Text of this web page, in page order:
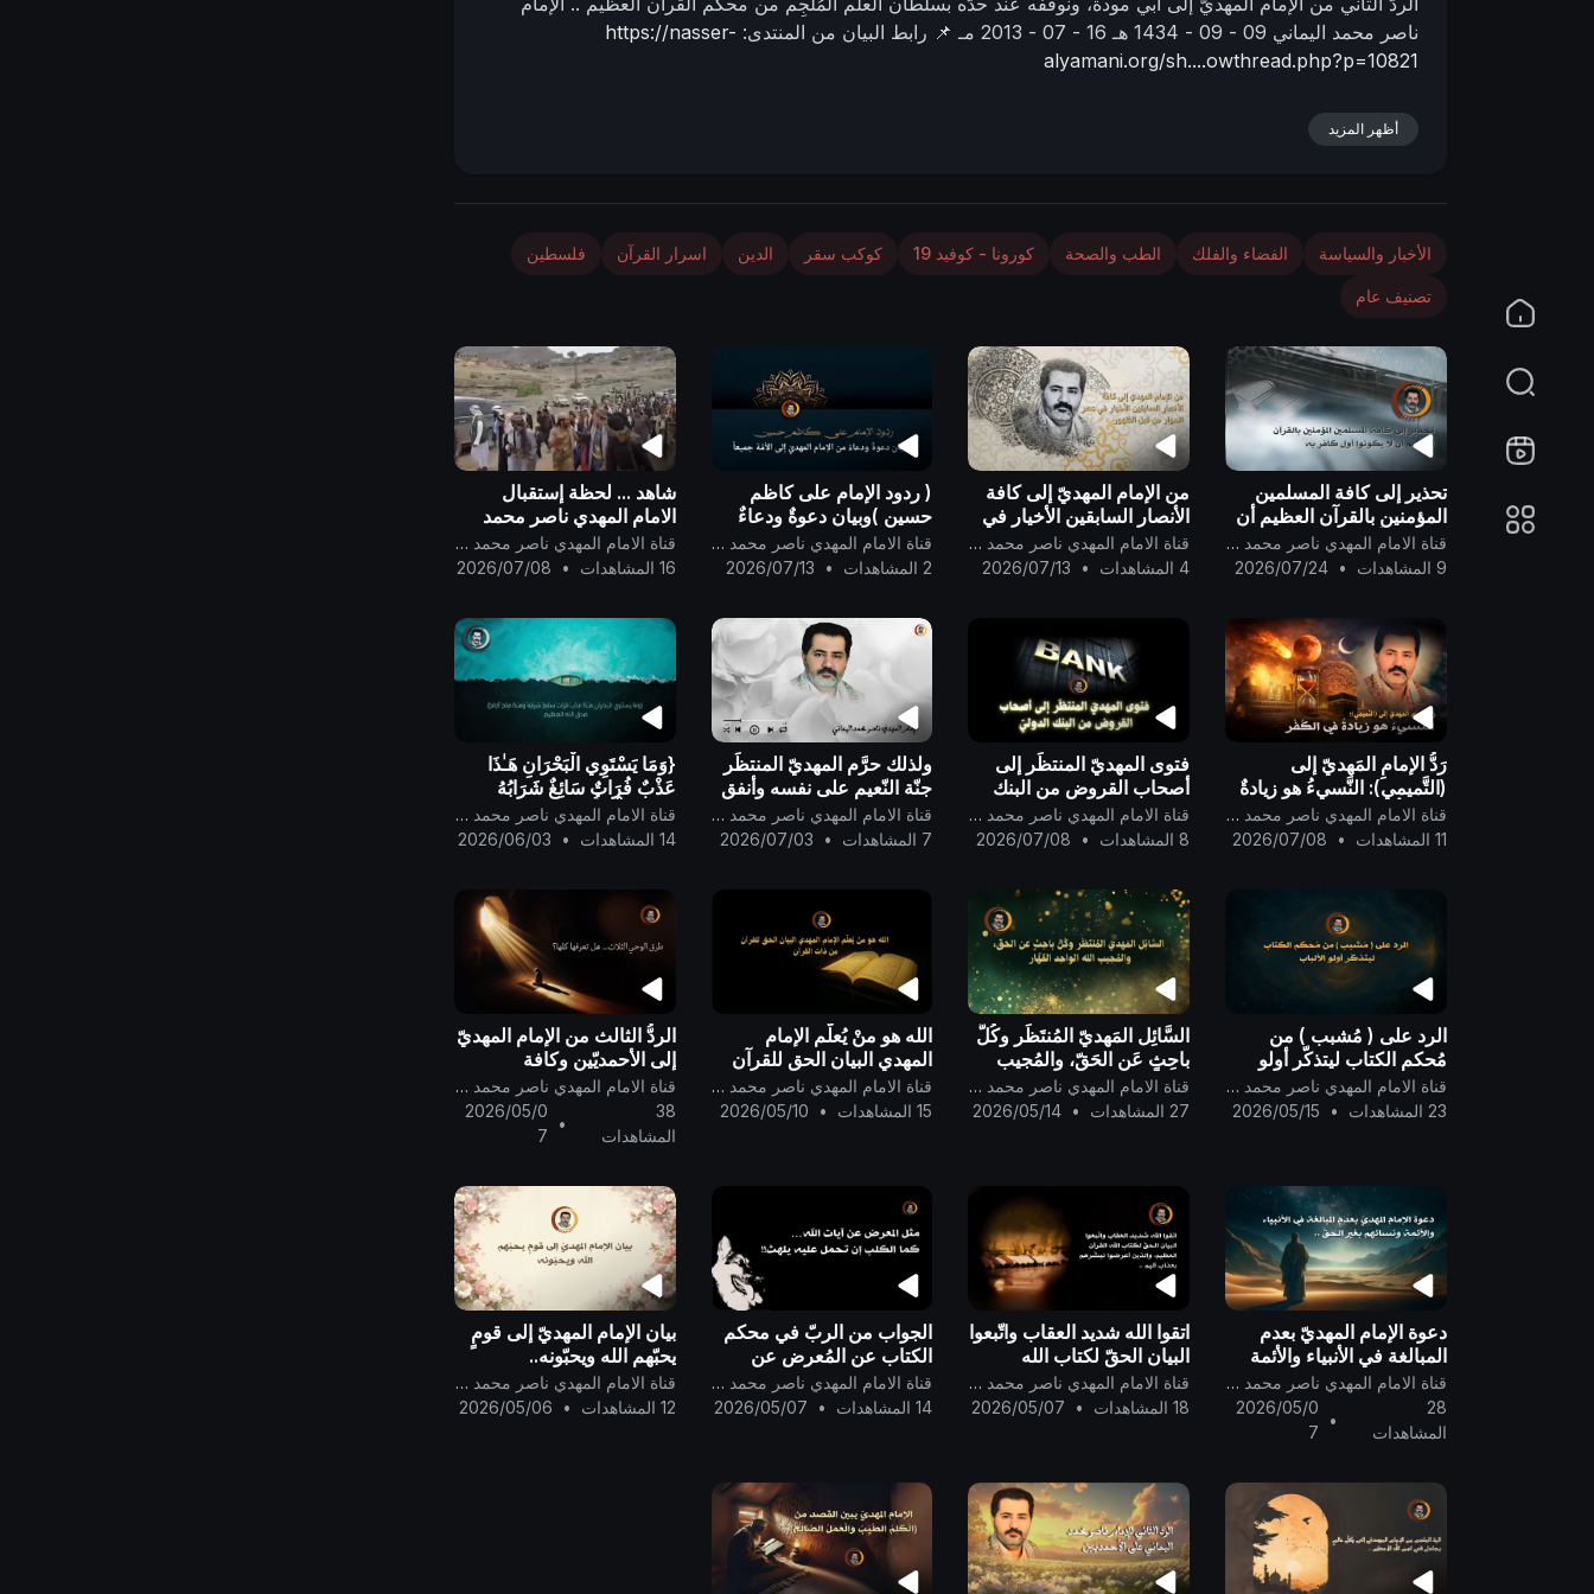
nناصر محمد اليماني 09 - 09 - 1434 هـ 16 - 07 - 2013 مـ 📌 رابط البيان من المنتدى: https://nasser-
alyamani.org/sh....owthread.php?p=10821
أظهر المزيد
الأخبار والسياسة الفضاء والفلك الطب والصحة كورونا - كوفيد 19 كوكب سقر الدين اسرار القرآن فلسطين
تصنيف عام
تحذير إلى كافة المسلمين
المؤمنين بالقرآن العظيم أن
لا يكونوا أول كافرٍ به ..
قناة الامام المهدي ناصر محمد اليماني
9 المشاهدات
•
2026/07/24
من الإمام المهديّ إلى كافة
الأنصار السابقين الأخيار في
عصر الحوار من قبل الظهور
..
قناة الامام المهدي ناصر محمد اليماني
4 المشاهدات
•
2026/07/13
( ردود الإمام على كاظم
حسين )وبيان دعوةٌ ودعاءٌ
من الإمام المهديّ إلى الأمَّة
جميعاً ..
قناة الامام المهدي ناصر محمد اليماني
2 المشاهدات
•
2026/07/13
شاهد ... لحظة إستقبال
الامام المهدي ناصر محمد
اليماني !
قناة الامام المهدي ناصر محمد اليماني
16 المشاهدات
•
2026/07/08
رَدُّ الإمامِ المَهديّ إلى
(التَّميمي): النَّسيءُ هو زيادةٌ
في الكُفْر ..
قناة الامام المهدي ناصر محمد اليماني
11 المشاهدات
•
2026/07/08
فتوى المهديّ المنتظَر إلى
أصحاب القروض من البنك
الدوليّ ..
قناة الامام المهدي ناصر محمد اليماني
8 المشاهدات
•
2026/07/08
ولذلك حرَّم المهديّ المنتظَر
جنّة النّعيم على نفسه وأنفق
درجته فيها لجدّه محمد
رسول الله..
قناة الامام المهدي ناصر محمد اليماني
7 المشاهدات
•
2026/07/03
{وَمَا يَسْتَوِي الْبَحْرَانِ هَـٰذَا
عَذْبٌ فُرَاتٌ سَائِغٌ شَرَابُهُ
وَهَـٰذَا مِلْحٌ أُجَاجٌ} صدق الله
العظيم ..
قناة الامام المهدي ناصر محمد اليماني
14 المشاهدات
•
2026/06/03
الرد على ( مُشبب ) من
مُحكم الكتاب ليتذكّر أولو
الألباب ..
قناة الامام المهدي ناصر محمد اليماني
23 المشاهدات
•
2026/05/15
السَّائِل المَهديّ المُنتَظَر وكُلُّ
باحِثٍ عَن الحَقّ، والمُجيب
الله الواحِد القَهَّار ..
قناة الامام المهدي ناصر محمد اليماني
27 المشاهدات
•
2026/05/14
الله هو منْ يُعلّم الإمام
المهدي البيان الحق للقرآن
من ذات القرآن ..
قناة الامام المهدي ناصر محمد اليماني
15 المشاهدات
•
2026/05/10
الردُّ الثالث من الإمام المهديّ
إلى الأحمديّين وكافة
المسلمين والنّصارى والناس
أجمعين ..
قناة الامام المهدي ناصر محمد اليماني
38
المشاهدات
•
2026/05/0
7
دعوة الإمام المهديّ بعدم
المبالغة في الأنبياء والأئمة
ونسائهم بغير الحقّ ..
قناة الامام المهدي ناصر محمد اليماني
28
المشاهدات
•
2026/05/0
7
اتقوا الله شديد العقاب واتّبعوا
البيان الحقّ لكتاب الله
القرآن العظيم، والذين
أعرضوا نبشّرهم بعذاب أليم
قناة الامام المهدي ناصر محمد اليماني
18 المشاهدات
•
2026/05/07
الجواب من الربّ في محكم
الكتاب عن المُعرض عن
الدعوة إلى اتّباع آيات الكتاب،
فما مثَله في الكتاب ؟
قناة الامام المهدي ناصر محمد اليماني
14 المشاهدات
•
2026/05/07
بيان الإمام المهديّ إلى قومٍ
يحبّهم الله ويحبّونه..
قناة الامام المهدي ناصر محمد اليماني
12 المشاهدات
•
2026/05/06